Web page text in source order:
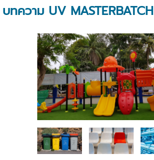
บทความ UV MASTERBATCH